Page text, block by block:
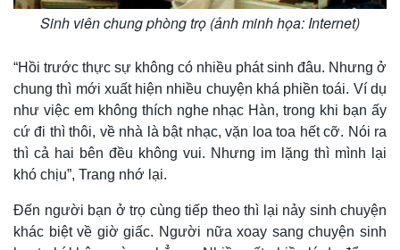
Thế giới
Quan sát
Hồ sơ
Multimedia
E-Magazine
Infographic
Sinh viên chung phòng trọ (ảnh minh họa: Internet)
“Hồi trước thực sự không có nhiều phát sinh đâu. Nhưng ở
chung thì mới xuất hiện nhiều chuyện khá phiền toái. Ví dụ
như việc em không thích nghe nhạc Hàn, trong khi bạn ấy
cứ đi thì thôi, về nhà là bật nhạc, vặn loa toa hết cỡ. Nói ra
thì cả hai bên đều không vui. Nhưng im lặng thì mình lại
khó chịu”, Trang nhớ lại.
Đến người bạn ở trọ cùng tiếp theo thì lại nảy sinh chuyện
khác biệt về giờ giấc. Người nữa xoay sang chuyện sinh